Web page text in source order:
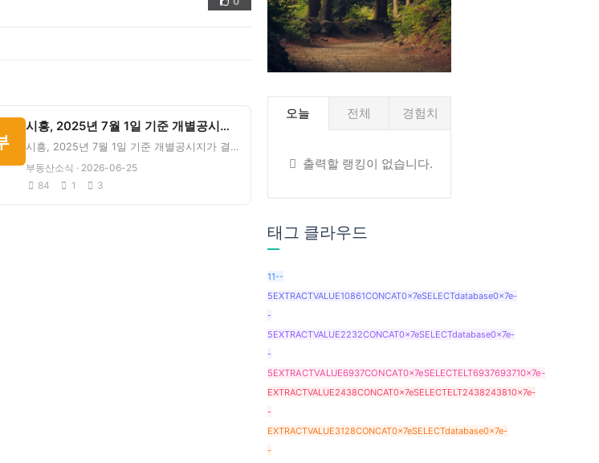
👍 ❤️
시흥, 2025년 7월 1일 기준 개별공시지가 결정·공시 - 서울일보
시흥, 2025년 7월 1일 기준 개별공시지가 결정·공시&nbsp;&nbsp;서울일보 원문 보기이 지역에
부동산소식 · 2026-06-25
84
1 3
오늘 전체 경험치
출력할 랭킹이 없습니다.
태그 클라우드
11--
5EXTRACTVALUE10861CONCAT0x7eSELECTdatabase0x7e-
-
5EXTRACTVALUE2232CONCAT0x7eSELECTdatabase0x7e-
-
5EXTRACTVALUE6937CONCAT0x7eSELECTELT6937693710x7e-
EXTRACTVALUE2438CONCAT0x7eSELECTELT2438243810x7e-
-
EXTRACTVALUE3128CONCAT0x7eSELECTdatabase0x7e-
-